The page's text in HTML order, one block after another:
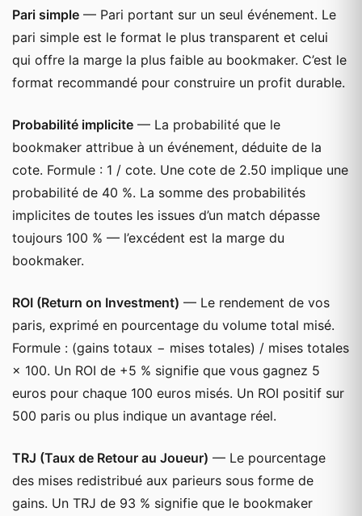
Pari simple — Pari portant sur un seul événement. Le
pari simple est le format le plus transparent et celui
qui offre la marge la plus faible au bookmaker. C’est le
format recommandé pour construire un profit durable.
Probabilité implicite — La probabilité que le
bookmaker attribue à un événement, déduite de la
cote. Formule : 1 / cote. Une cote de 2.50 implique une
probabilité de 40 %. La somme des probabilités
implicites de toutes les issues d’un match dépasse
toujours 100 % — l’excédent est la marge du
bookmaker.
ROI (Return on Investment) — Le rendement de vos
paris, exprimé en pourcentage du volume total misé.
Formule : (gains totaux − mises totales) / mises totales
× 100. Un ROI de +5 % signifie que vous gagnez 5
euros pour chaque 100 euros misés. Un ROI positif sur
500 paris ou plus indique un avantage réel.
TRJ (Taux de Retour au Joueur) — Le pourcentage
des mises redistribué aux parieurs sous forme de
gains. Un TRJ de 93 % signifie que le bookmaker